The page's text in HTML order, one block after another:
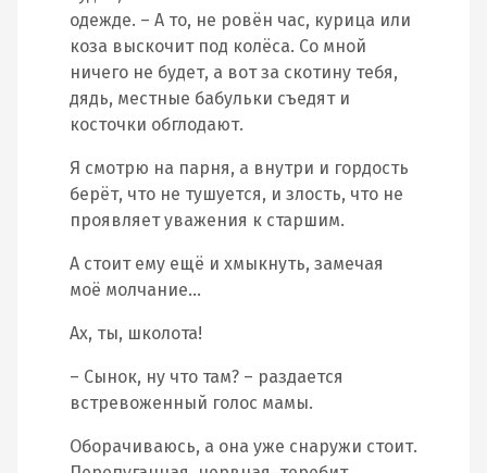
одежде. – А то, не ровён час, курица или
коза выскочит под колёса. Со мной
ничего не будет, а вот за скотину тебя,
дядь, местные бабульки съедят и
косточки обглодают.
Я смотрю на парня, а внутри и гордость
берёт, что не тушуется, и злость, что не
проявляет уважения к старшим.
А стоит ему ещё и хмыкнуть, замечая
моё молчание…
Ах, ты, школота!
– Сынок, ну что там? – раздается
встревоженный голос мамы.
Оборачиваюсь, а она уже снаружи стоит.